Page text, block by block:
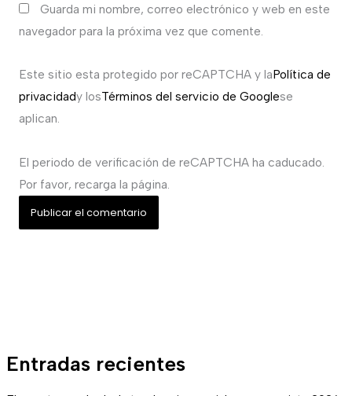
Entradas recientes
Guarda mi nombre, correo electrónico y web en este
navegador para la próxima vez que comente.
Este sitio esta protegido por reCAPTCHA y laPolítica de
privacidady losTérminos del servicio de Googlese
aplican.
El periodo de verificación de reCAPTCHA ha caducado.
Por favor, recarga la página.